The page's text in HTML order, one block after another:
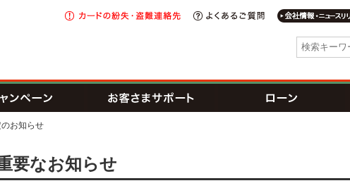
カードの紛失・盗難 連絡先
よくあるご質問
お知らせ
要なお知らせ
が可能な提携CD・ATM一覧